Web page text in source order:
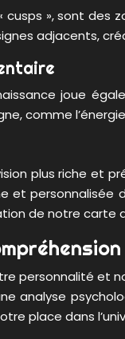
», sont
adjacents,
joue
comme
plus riche et
et
de notre carte
personnalité et
analyse
place dans